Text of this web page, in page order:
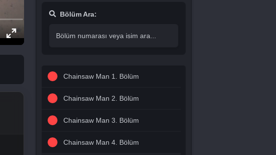
Bölüm Ara:
Chainsaw Man 1. Bölüm
Chainsaw Man 2. Bölüm
Chainsaw Man 3. Bölüm
Chainsaw Man 4. Bölüm